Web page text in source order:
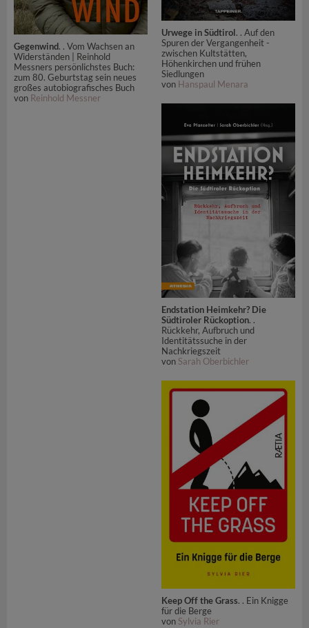
Gegenwind. . Vom Wachsen an
Widerständen | Reinhold
Messners persönlichstes Buch:
zum 80. Geburtstag sein neues
großes autobiografisches Buch
von Reinhold Messner
Urwege in Südtirol. . Auf den
Spuren der Vergangenheit -
zwischen Kultstätten,
Höhenkirchen und frühen
Siedlungen
von Hanspaul Menara
Endstation Heimkehr? Die
Südtiroler Rückoption. .
Rückkehr, Aufbruch und
Identitätssuche in der
Nachkriegszeit
von Sarah Oberbichler
Keep Off the Grass. . Ein Knigge
für die Berge
von Sylvia Rier